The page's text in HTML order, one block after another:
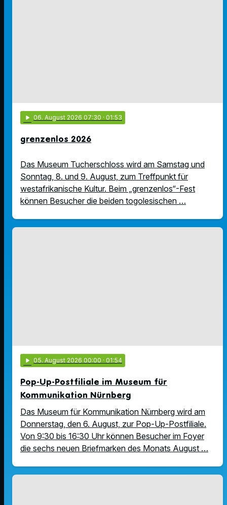
play_arrow 06. August 2026 07:30 · 01:53
grenzenlos 2026
Das Museum Tucherschloss wird am Samstag und
Sonntag, 8. und 9. August, zum Treffpunkt für
westafrikanische Kultur. Beim „grenzenlos“-Fest
können Besucher die beiden togolesischen …
play_arrow 05. August 2026 00:00 · 01:54
Pop-Up-Postfiliale im Museum für
Kommunikation Nürnberg
Das Museum für Kommunikation Nürnberg wird am
Donnerstag, den 6. August, zur Pop-Up-Postfiliale.
Von 9:30 bis 16:30 Uhr können Besucher im Foyer
die sechs neuen Briefmarken des Monats August …